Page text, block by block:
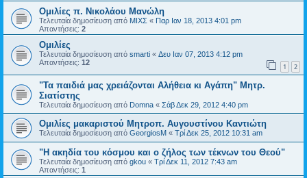
Ομιλίες π. Νικολάου Μανώλη
Τελευταία δημοσίευση από ΜΙΧΣ « Παρ Ιαν 18, 2013 4:01 pm
Απαντήσεις: 2
Ομιλίες
Τελευταία δημοσίευση από smarti « Δευ Ιαν 07, 2013 4:12 pm
Απαντήσεις: 12 1 2
"Τα παιδιά μας χρειάζονται Αλήθεια κι Αγάπη" Μητρ.
Σιατίστης
Τελευταία δημοσίευση από Domna « Σάβ Δεκ 29, 2012 4:40 pm
Ομιλίες μακαριστού Μητροπ. Αυγουστίνου Καντιώτη
Τελευταία δημοσίευση από GeorgiosM « Τρί Δεκ 25, 2012 10:31 am
"Η ακηδία του κόσμου και ο ζήλος των τέκνων του Θεού"
Τελευταία δημοσίευση από gkou « Τρί Δεκ 11, 2012 7:43 am
Απαντήσεις: 1